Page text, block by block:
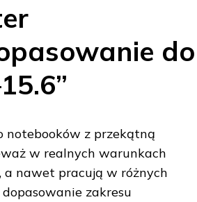
do
z przekątną
w realnych warunkach
a nawet pracują w różnych
zakresu